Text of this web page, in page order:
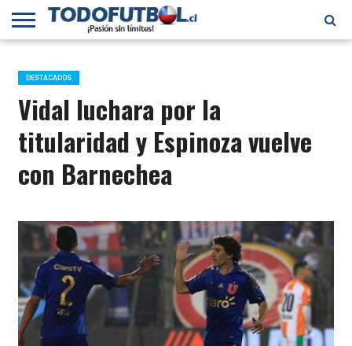
PRIMERA
B
SELECCIÓN
CHILENA
CHILENOS
EN EL
MUNDO
FÚTBOL
INTERNACIONAL
DESTACADOS
Vidal luchara por la
titularidad y Espinoza vuelve
con Barnechea